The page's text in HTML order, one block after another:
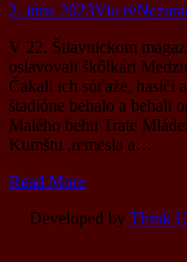
2. júna 2023Vio tv
V 22. Štiavnickom
oslavovali škôlkári
Čakali ich súťaže, hasiči
štadióne behalo a behali
Malého behu Trate
Kumštu ,remesla a…
Read More
Developed by Think